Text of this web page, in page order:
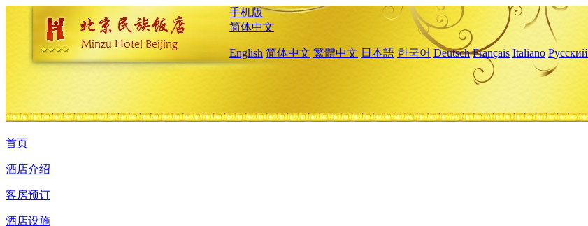
手机版
简体中文
English 简体中文 繁體中文 日本語 한국어 Deutsch Français Italiano Русский
首页
酒店介绍
客房预订
酒店设施